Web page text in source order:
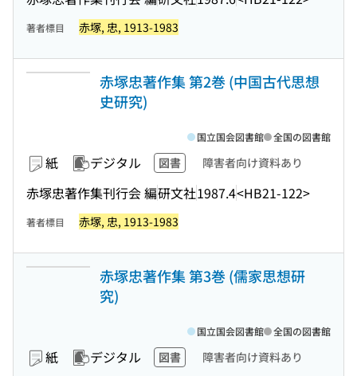
著者標目 赤塚, 忠, 1913-1983
赤塚忠著作集 第2巻 (中国古代思想
史研究)
紙 デジタル 図書 障害者向け資料あり
赤塚忠著作集刊行会 編研文社1987.4<HB21-122>
国立国会図書館 全国の図書館
著者標目 赤塚, 忠, 1913-1983
赤塚忠著作集 第3巻 (儒家思想研
究)
紙 デジタル 図書 障害者向け資料あり
国立国会図書館 全国の図書館